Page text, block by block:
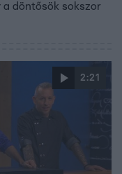
a döntősök sokszor
2:21